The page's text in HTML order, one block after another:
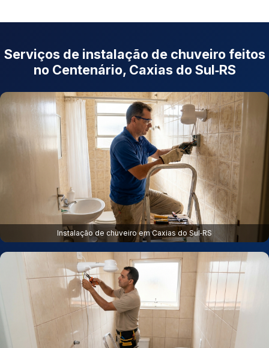
Serviços de instalação de chuveiro feitos
no Centenário, Caxias do Sul‑RS
Instalação de chuveiro em Caxias do Sul‑RS